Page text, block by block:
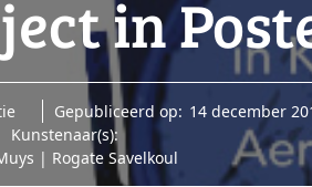
in
Gepubliceerd op: 14 december
Kunstenaar(s):
| Rogate Savelkoul